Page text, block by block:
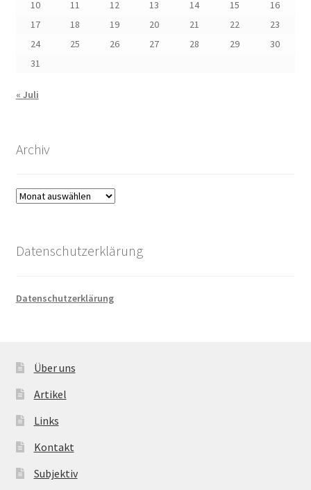
10
11 12 13 14 15
16
17
18 19 20 21 22
23
24
25 26 27 28 29
30
31
« Juli
Archiv
Archiv
Datenschutzerklärung
Datenschutzerklärung
Über uns
Artikel
Links
Kontakt
Subjektiv